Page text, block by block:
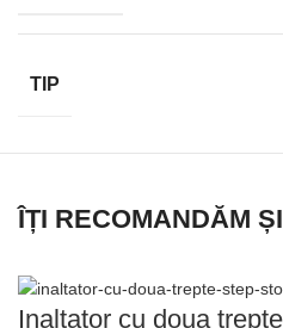
TIP
ÎȚI RECOMANDĂM
Inaltator cu doua